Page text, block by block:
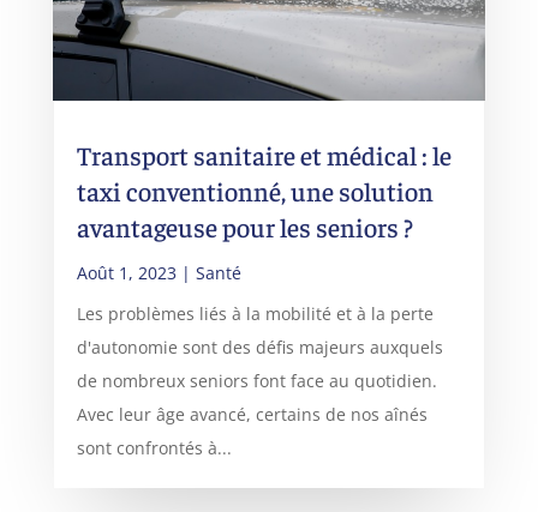
Transport sanitaire et médical : le
taxi conventionné, une solution
avantageuse pour les seniors ?
Août 1, 2023 | Santé
Les problèmes liés à la mobilité et à la perte
d'autonomie sont des défis majeurs auxquels
de nombreux seniors font face au quotidien.
Avec leur âge avancé, certains de nos aînés
sont confrontés à...